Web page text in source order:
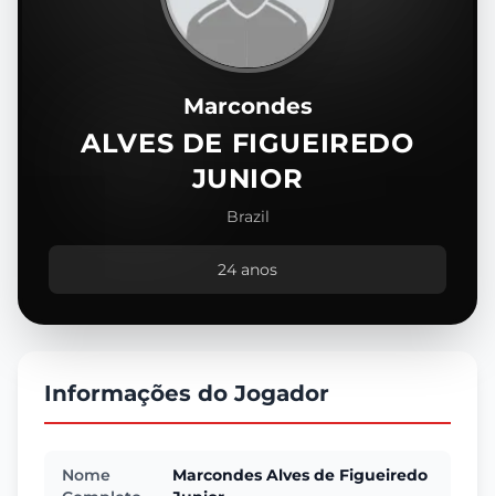
Marcondes
ALVES DE FIGUEIREDO
JUNIOR
Brazil
24 anos
Informações do Jogador
Nome
Marcondes Alves de Figueiredo